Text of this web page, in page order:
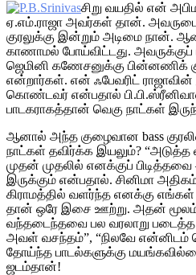
சிறு வயதில் என்
ஏ.எம்.ராஜா அவர்கள் தான்.
குரலுக்கு இன்றும் அடிமை நான்.
காணாமல் போய்விட்டது.
ஜெமினி கணேசனுக்கு பின்னணிக்
என்றார்கள். என் ஃபேவரிட்
கொண்டவர் என்பதால்
பாடகராகத்தான் வெகு நாட்கள்
ஆனால் அந்த குழைவான bass
நாட்கள் தவிர்க்க இயலும்?
முதன் முதலில் எனக்குப் பிடித்தவை
இருக்கும் என்பதால். சினிமா
கிராமத்தில் வளர்ந்த எனக்கு எங்கள்
தான் ஒரே இசை ஊற்று. அதன்
வந்தடைந்தவை பல வரலாறு
அவள் வசந்தம்”, “நிலவே என்னிடம்
தோய்ந்த பாடல்களுக்கு
ஜடம்தான்!